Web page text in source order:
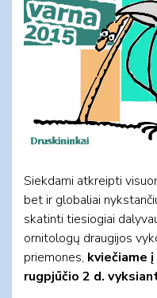
Siekdami atkreipti
bet ir globaliai
skatinti tiesiogiai
ornitologų draugijos
priemones, kviečiame
rugpjūčio 2 d.